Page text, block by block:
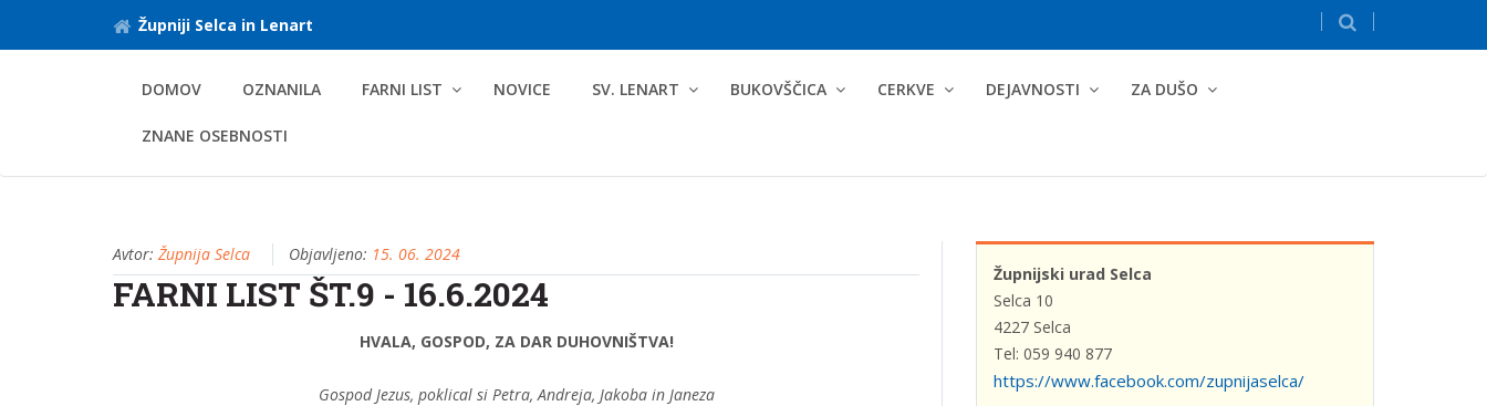
Župniji Selca in Lenart
DOMOV OZNANILA FARNI LIST NOVICE SV. LENART BUKOVŠČICA CERKVE DEJAVNOSTI ZA DUŠO
ZNANE OSEBNOSTI
Avtor: Župnija Selca Objavljeno: 15. 06. 2024
FARNI LIST ŠT.9 - 16.6.2024
HVALA, GOSPOD, ZA DAR DUHOVNIŠTVA!
Gospod Jezus, poklical si Petra, Andreja, Jakoba in Janeza
Župnijski urad Selca
Selca 10
4227 Selca
Tel: 059 940 877
https://www.facebook.com/zupnijaselca/